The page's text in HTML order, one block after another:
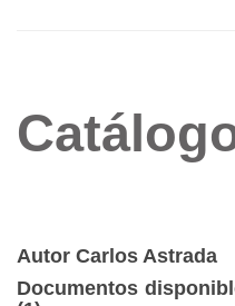
Autor Carlos Astrada
Documentos